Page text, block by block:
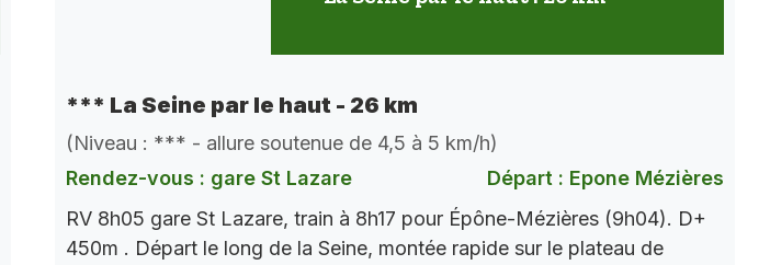
*** La Seine par le haut - 26 km
(Niveau : *** - allure soutenue de 4,5 à 5 km/h)
Rendez-vous : gare St Lazare
Départ : Epone Mézières
RV 8h05 gare St Lazare, train à 8h17 pour Épône-Mézières (9h04). D+
450m . Départ le long de la Seine, montée rapide sur le plateau de